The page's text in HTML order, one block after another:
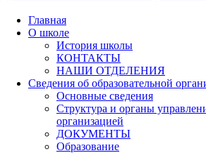
Главная
О школе
История школы
КОНТАКТЫ
НАШИ ОТДЕЛЕНИЯ
Сведения об образовательной
Основные сведения
Структура и органы
организацией
ДОКУМЕНТЫ
Образование